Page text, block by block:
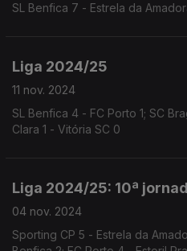
SL Benfica 7 - Estrela da
Liga 2024/25
11 nov. 2024
SL Benfica 4 - FC Porto 1; SC
Clara 1 - Vitória SC 0
Liga 2024/25: 10ª
04 nov. 2024
Sporting CP 5 - Estrela da